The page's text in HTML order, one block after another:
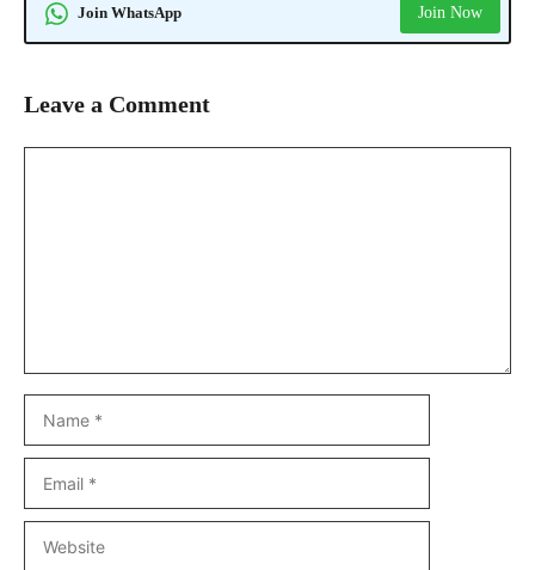
Join WhatsApp Join Now
Leave a Comment